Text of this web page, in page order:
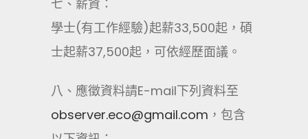
七、薪資：
學士(有工作經驗)起薪33,500起，碩
士起薪37,500起，可依經歷面議。
八、應徵資料請E-mail下列資料至
observer.eco@gmail.com ，包含